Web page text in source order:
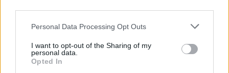
Please note that this website/app uses one or more Google
not limited to your visit or usage behaviour. You may click to
grant or deny consent to Google and its third-party tags to
use your data for below specified purposes in below Google
Personal Data Processing Opt Outs
I want to opt-out of the Sharing of my
personal data.
Opted In